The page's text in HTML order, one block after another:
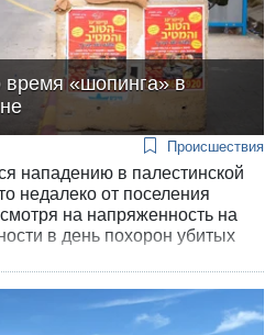
время «шопинга» в
Происшествия
нападению в палестинской
недалеко от поселения
на напряженность на
в день похорон убитых
Сообщают, что на него
и нанесли ему ножевую